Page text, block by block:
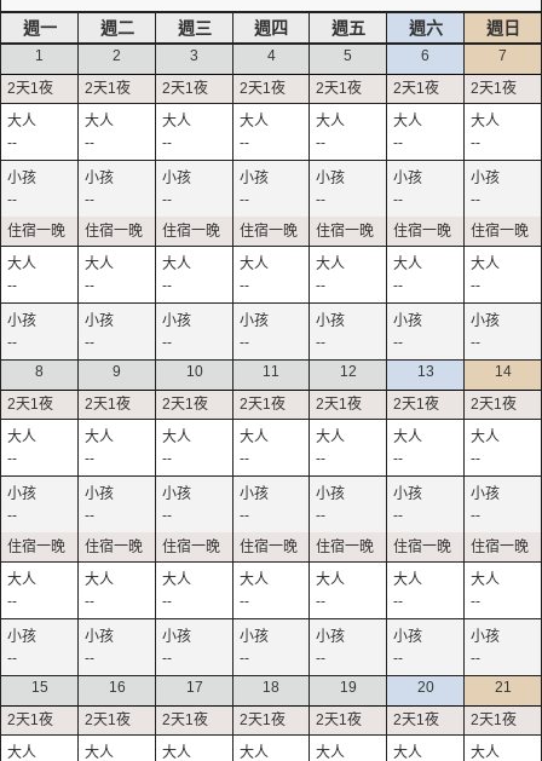
週一 週二 週三 週四 週五 週六 週日
1
--
--
--
--
2
--
--
--
--
3
--
--
--
--
4
--
--
--
--
5
--
--
--
--
6
--
--
--
--
7
--
--
--
--
8
--
--
--
--
9
--
--
--
--
10
--
--
--
--
11
--
--
--
--
12
--
--
--
--
13
--
--
--
--
14
--
--
--
--
15
16 17 18 19 20 21